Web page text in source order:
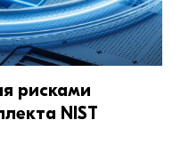
рисками
NIST